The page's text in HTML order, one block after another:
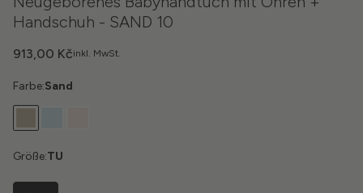
Handschuh - SAND 10
inkl. MwSt.
913,00 Kč
Farbe:Sand
Größe:TU